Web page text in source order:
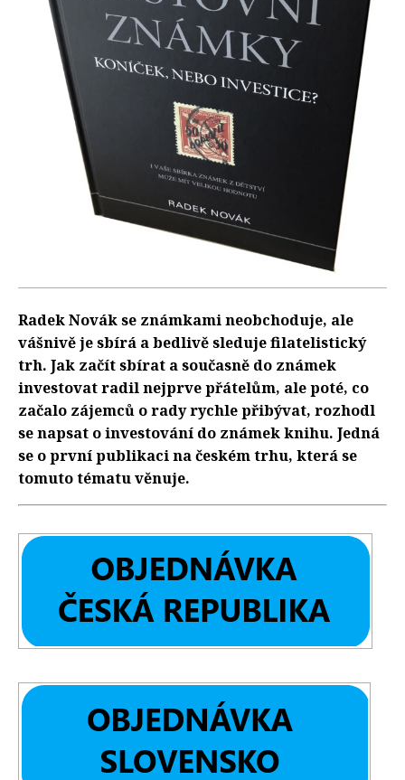
Radek Novák se známkami neobchoduje, ale
vášnivě je sbírá a bedlivě sleduje filatelistický
trh. Jak začít sbírat a současně do známek
investovat radil nejprve přátelům, ale poté, co
začalo zájemců o rady rychle přibývat, rozhodl
se napsat o investování do známek knihu. Jedná
se o první publikaci na českém trhu, která se
tomuto tématu věnuje.